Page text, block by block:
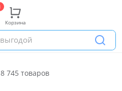
Корзина
8 745 товаров